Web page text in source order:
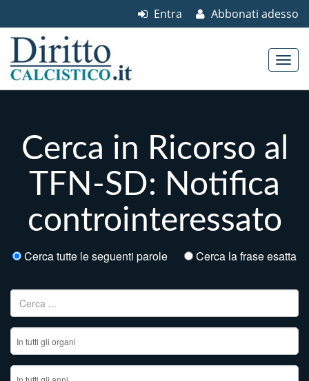
Abbonati adesso
Entra
Cerca in Ricorso al
TFN-SD: Notifica
controinteressato
Cerca tutte le seguenti parole Cerca la frase esatta
Ricerca per: